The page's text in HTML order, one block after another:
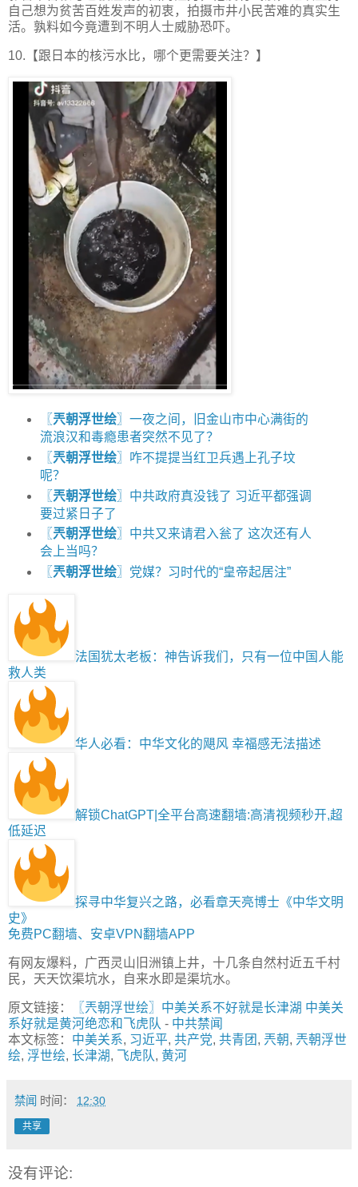
自己想为贫苦百姓发声的初衷，拍摄市井小民苦难的真实生
活。孰料如今竟遭到不明人士威胁恐吓。
10.【跟日本的核污水比，哪个更需要关注？】
〖 兲朝浮世绘〗一夜之间，旧金山市中心满街的
流浪汉和毒瘾患者突然不见了？
〖 兲朝浮世绘〗咋不提提当红卫兵遇上孔子坟
呢？
〖 兲朝浮世绘〗中共政府真没钱了 习近平都强调
要过紧日子了
〖 兲朝浮世绘〗中共又来请君入瓮了 这次还有人
会上当吗？
〖 兲朝浮世绘〗党媒？习时代的“皇帝起居注”
法国犹太老板：神告诉我们，只有一位中国人能
救人类
华人必看：中华文化的飓风 幸福感无法描述
解锁ChatGPT|全平台高速翻墙:高清视频秒开,超
低延迟
探寻中华复兴之路，必看章天亮博士《中华文明
史》
免费PC翻墙、安卓VPN翻墙APP
有网友爆料，广西灵山旧洲镇上井，十几条自然村近五千村
民，天天饮渠坑水，自来水即是渠坑水。
原文链接：
〖兲朝浮世绘〗中美关系不好就是长津湖 中美关
系好就是黄河绝恋和飞虎队 - 中共禁闻
本文标签： 中美关系, 习近平, 共产党, 共青团 , 兲朝, 兲朝浮世
绘, 浮世绘, 长津湖, 飞虎队, 黄河
禁闻 时间： 12:30
共享
没有评论: